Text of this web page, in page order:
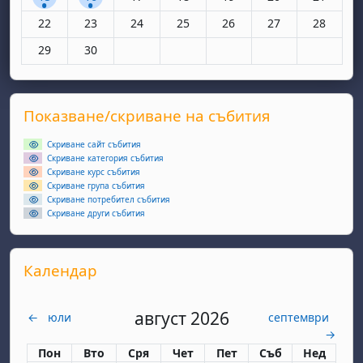
Няма събития, понеделник, 22 юни
22 Няма събития, вторник, 23 юни
23 Няма събития, сряда, 24 юни
24 Няма събития, четвъртък, 25 юни
25 Няма събития, петък, 26
26 Няма събития,
27 Няма
28
Няма събития, понеделник, 29 юни
29 Няма събития, вторник, 30 юни
30
Supplementary blocks
Прескочи Показване/скриване на събития
Показване/скриване на събития
Скриване сайт събития
Скриване категория събития
Скриване курс събития
Скриване група събития
Скриване потребител събития
Скриване други събития
Прескочи Календар
Календар
← юли август 2026
септември
→
Понеделник
Пон вторник
Вто сряда
Сря четвъртък
Чет петък
Пет събота
Съб неделя
Нед